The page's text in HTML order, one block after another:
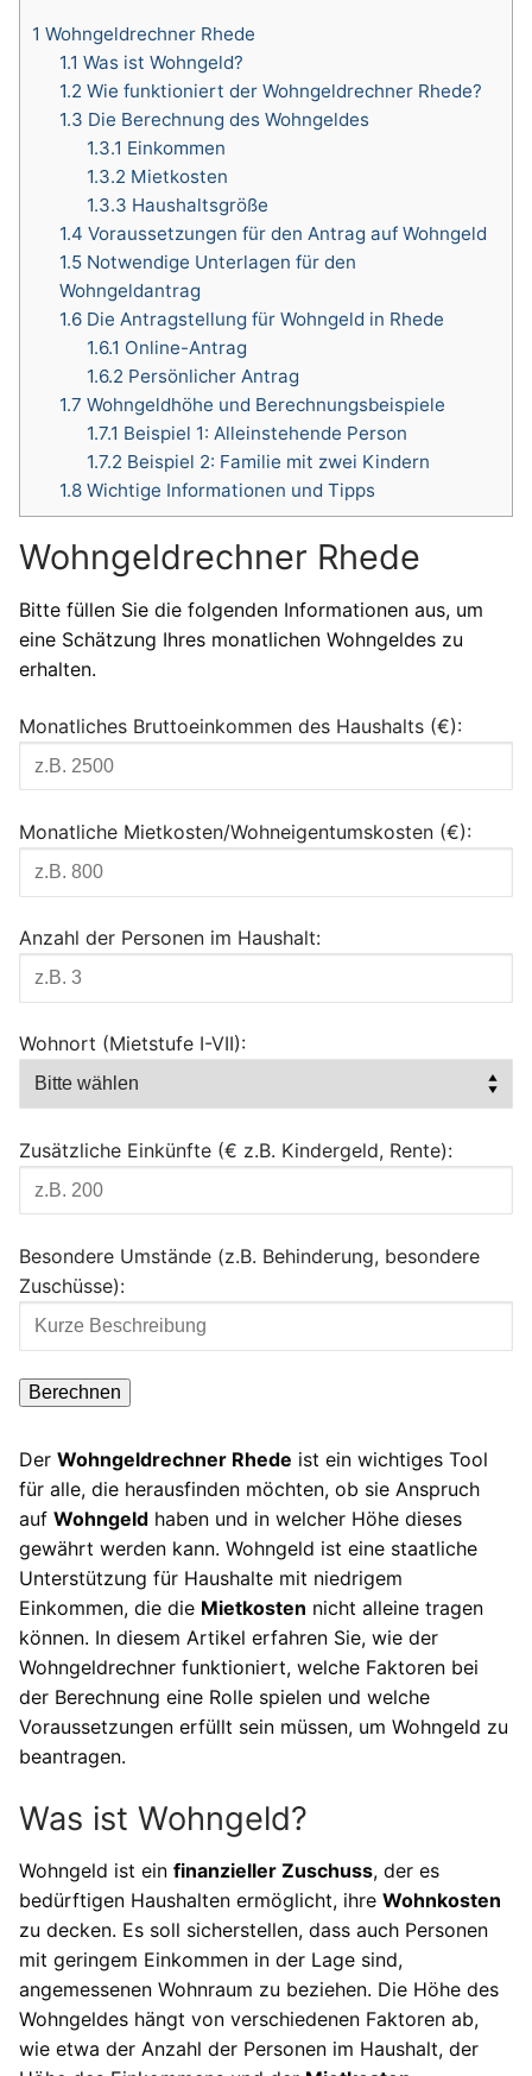
1 Wohngeldrechner Rhede
1.1 Was ist Wohngeld?
1.2 Wie funktioniert der Wohngeldrechner Rhede?
1.3 Die Berechnung des Wohngeldes
1.3.1 Einkommen
1.3.2 Mietkosten
1.3.3 Haushaltsgröße
1.4 Voraussetzungen für den Antrag auf Wohngeld
1.5Notwendige Unterlagen für den
Wohngeldantrag
1.6Die Antragstellung für Wohngeld in Rhede
1.6.1 Online-Antrag
1.6.2 Persönlicher Antrag
1.7 Wohngeldhöhe und Berechnungsbeispiele
1.7.1 Beispiel 1: Alleinstehende Person
1.7.2 Beispiel 2: Familie mit zwei Kindern
1.8Wichtige Informationen und Tipps
Wohngeldrechner Rhede
Bitte füllen Sie die folgenden Informationen aus, um
eine Schätzung Ihres monatlichen Wohngeldes zu
erhalten.
Monatliches Bruttoeinkommen des Haushalts (€):
Monatliche Mietkosten/Wohneigentumskosten (€):
Anzahl der Personen im Haushalt:
Wohnort (Mietstufe I-VII):
Zusätzliche Einkünfte (€ z.B. Kindergeld, Rente):
Besondere Umstände (z.B. Behinderung, besondere
Zuschüsse):
Berechnen
Der Wohngeldrechner Rhede ist ein wichtiges Tool
für alle, die herausfinden möchten, ob sie Anspruch
auf Wohngeld haben und in welcher Höhe dieses
gewährt werden kann. Wohngeld ist eine staatliche
Unterstützung für Haushalte mit niedrigem
Einkommen, die die Mietkosten nicht alleine tragen
können. In diesem Artikel erfahren Sie, wie der
Wohngeldrechner funktioniert, welche Faktoren bei
der Berechnung eine Rolle spielen und welche
Voraussetzungen erfüllt sein müssen, um Wohngeld zu
beantragen.
Was ist Wohngeld?
Wohngeld ist ein finanzieller Zuschuss, der es
bedürftigen Haushalten ermöglicht, ihre Wohnkosten
zu decken. Es soll sicherstellen, dass auch Personen
mit geringem Einkommen in der Lage sind,
angemessenen Wohnraum zu beziehen. Die Höhe des
Wohngeldes hängt von verschiedenen Faktoren ab,
wie etwa der Anzahl der Personen im Haushalt, der